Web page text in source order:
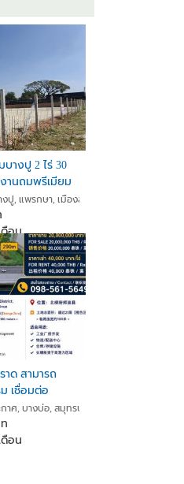
างปู 2 ไร่ 30
านถมพรีเมียม
ปู, แพรกษา, เมืองสมุทรปราการ, สมุทรปราการ
ดือน
ด สามารถ
เชื่อมต่อ
ศ, บางบ่อ, สมุทรปราการ
ดือน